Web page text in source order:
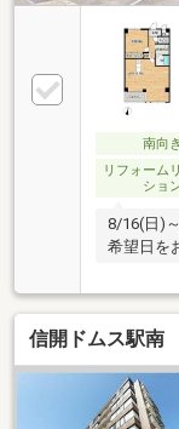
南向き
リフォーム
ショ
8/16(日)
希望日を
信開ドムス駅